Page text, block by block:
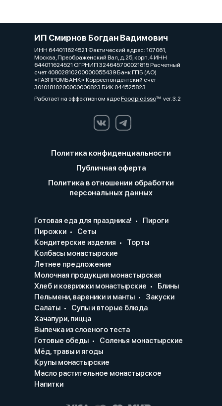
ИП Смирнов Богдан Вадимович
ИНН 644011624521 Фактический адрес: 107061,
Москва, Преображенский Вал, д.25, корп.4 ИНН
644011624521 ОГРНИП 324645700021815 Расчетный
счет 40802810200000055439 Банк ГПБ (АО)
«ГАЗПРОМБАНК» Корреспондентский счет
30101810200000000823 БИК 044525823
Работает на эффективном ядреFoodpicássover. 3.2
Политика конфиденциальности
Публичная оферта
Политика в отношении обработки
персональных данных
Готовая еда для праздника!
Пироги
Пирожки
Сеты
Кондитерские изделия
Торты
Колбасы монастырские
Летнее предложение
Молочная продукция монастырская
Хлеб и коврижки монастырские
Блины
Пельмени, вареники и манты
Закуски
Салаты
Супы и вторые блюда
Хачапури, пицца
Выпечка из слоеного теста
Готовые обеды
Соленья монастырские
Мёд, травы и ягоды
Крупы монастырские
Масло растительное монастырское
Напитки